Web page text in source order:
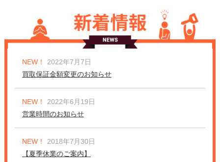
NEW！
2022年7月7日
買取保証金額変更のお知らせ
NEW！
2022年6月19日
営業時間のお知らせ
NEW！
2018年7月30日
【夏季休業のご案内】